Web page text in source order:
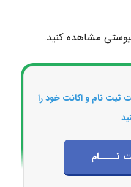
مشاهده کنید.
ثبت نام و اکانت خود را
نــــام